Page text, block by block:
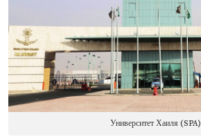
Университет Хаиля (SPA)